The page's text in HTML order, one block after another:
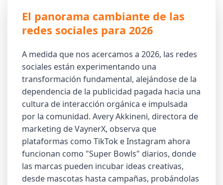
El panorama cambiante de las
redes sociales para 2026
A medida que nos acercamos a 2026, las redes
sociales están experimentando una
transformación fundamental, alejándose de la
dependencia de la publicidad pagada hacia una
cultura de interacción orgánica e impulsada
por la comunidad. Avery Akkineni, directora de
marketing de VaynerX, observa que
plataformas como TikTok e Instagram ahora
funcionan como "Super Bowls" diarios, donde
las marcas pueden incubar ideas creativas,
desde mascotas hasta campañas, probándolas